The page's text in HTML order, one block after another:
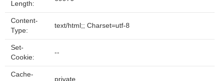
Length:
Content-
Type:
text/html;; Charset=utf-8
Set-
Cookie:
--
Cache-
private